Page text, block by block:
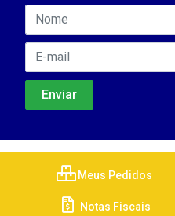
Meus Pedidos
Notas Fiscais